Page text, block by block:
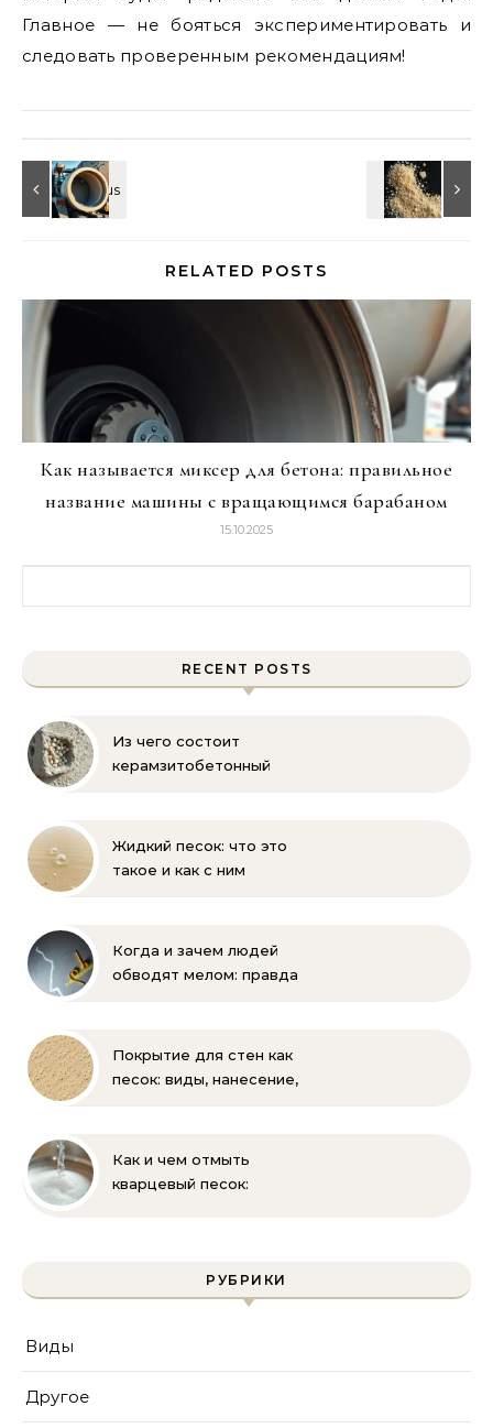
Главное — не бояться экспериментировать и
следовать проверенным рекомендациям!
RELATED POSTS
Как называется миксер для бетона: правильное
название машины с вращающимся барабаном
15.10.2025
RECENT POSTS
Из чего состоит
керамзитобетонный
Жидкий песок: что это
такое и как с ним
Когда и зачем людей
обводят мелом: правда
Покрытие для стен как
песок: виды, нанесение,
Как и чем отмыть
кварцевый песок:
РУБРИКИ
Виды
Другое